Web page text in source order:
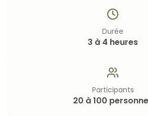
Durée
3 à 4 heures
Participants
20 à 100